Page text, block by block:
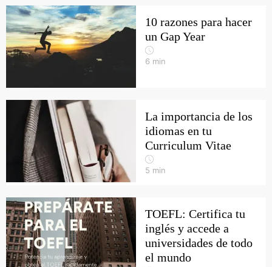
10 razones para hacer
un Gap Year
6 min
La importancia de los
idiomas en tu
Curriculum Vitae
5 min
TOEFL: Certifica tu
inglés y accede a
universidades de todo
el mundo